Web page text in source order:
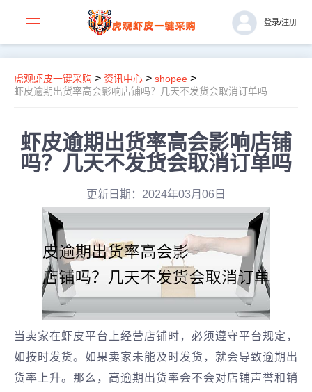
登录/注册
虎观虾皮一键采购 > 资讯中心 > shopee >
虾皮逾期出货率高会影响店铺吗？几天不发货会取消订单吗
虾皮逾期出货率高会影响店铺
吗？几天不发货会取消订单吗
更新日期：2024年03月06日
当卖家在虾皮平台上经营店铺时，必须遵守平台规定，
如按时发货。如果卖家未能及时发货，就会导致逾期出
货率上升。那么，高逾期出货率会不会对店铺声誉和销